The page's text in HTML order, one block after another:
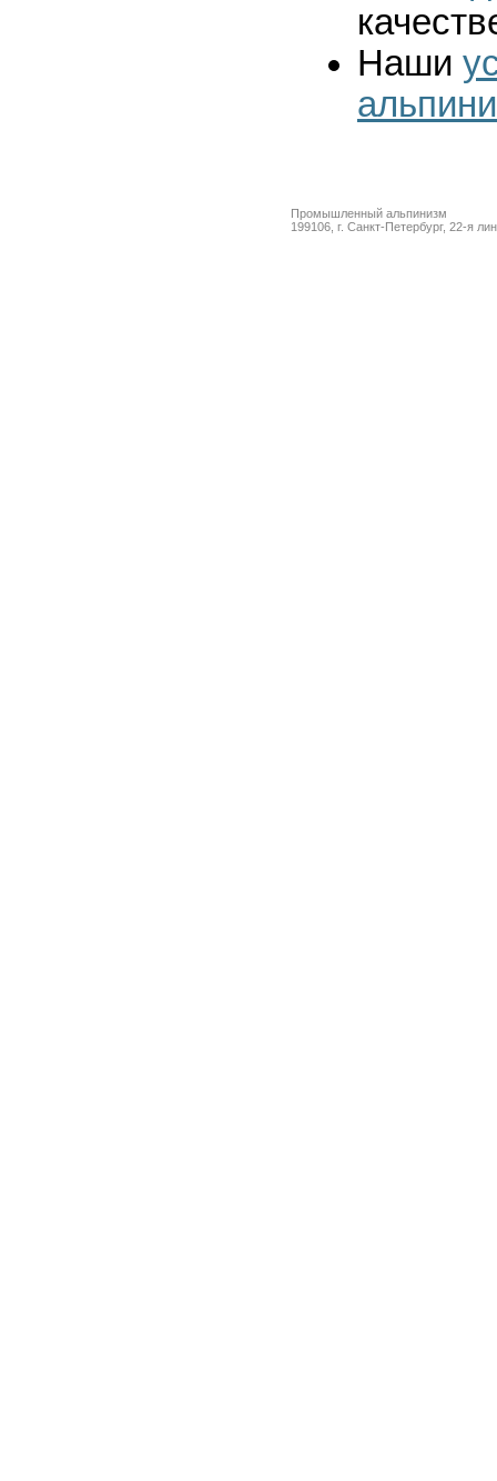
Наши
Промышленный альпинизм
199106, г. Санкт-Петербург, 22-я